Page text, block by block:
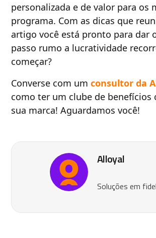
personalizada e de valor para os
programa. Com as dicas que
artigo você está pronto para dar
passo rumo a lucratividade
começar?
Converse com umconsultor da
como ter um clube de benefícios
sua marca! Aguardamos você!
Alloyal
Soluções em